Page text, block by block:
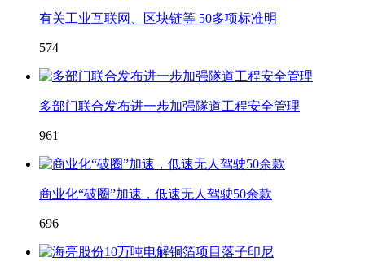
有关工业互联网、区块链等 50多项标准明
574
多部门联合发布进一步加强隧道工程安全管理
961
商业化“破圈”加速，低速无人驾驶50余款
696